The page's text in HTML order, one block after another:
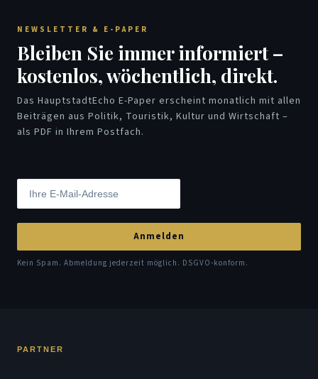
NEWSLETTER & E-PAPER
Bleiben Sie immer informiert –
kostenlos, wöchentlich, direkt.
Das HauptstadtEcho E-Paper erscheint monatlich mit allen
Beiträgen aus Politik, Touristik, Kultur und Wirtschaft –
als PDF in Ihrem Postfach.
Anmelden
Kein Spam. Abmeldung jederzeit möglich. DSGVO-konform.
PARTNER